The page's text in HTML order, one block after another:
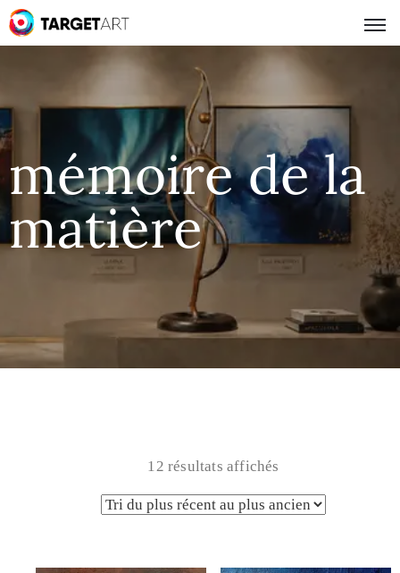
mémoire de la
matière
12 résultats affichés